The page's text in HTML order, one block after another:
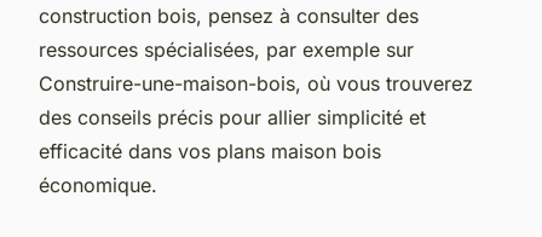
construction bois, pensez à consulter des
ressources spécialisées, par exemple sur
Construire-une-maison-bois, où vous trouverez
des conseils précis pour allier simplicité et
efficacité dans vos plans maison bois
économique.